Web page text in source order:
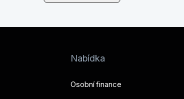
Nabídka
Osobní finance